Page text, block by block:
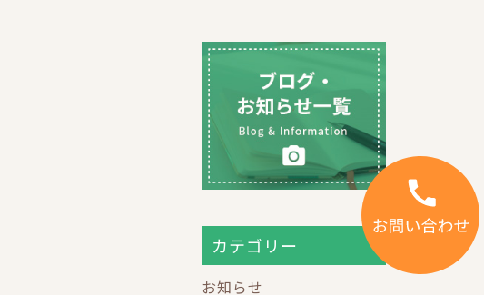
カテゴリー
お知らせ